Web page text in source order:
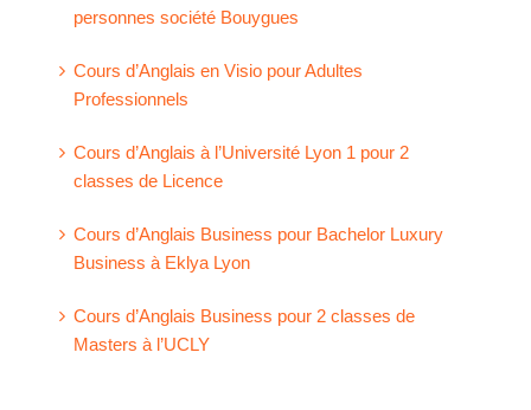
personnes société Bouygues
Cours d’Anglais en Visio pour Adultes
Professionnels
Cours d’Anglais à l’Université Lyon 1 pour 2
classes de Licence
Cours d’Anglais Business pour Bachelor Luxury
Business à Eklya Lyon
Cours d’Anglais Business pour 2 classes de
Masters à l’UCLY